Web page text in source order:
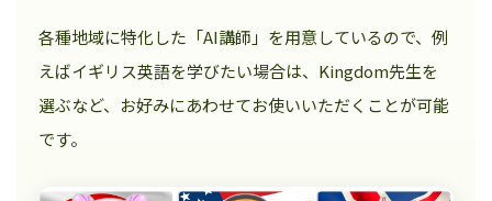
各種地域に特化した「AI講師」を用意しているので、例
えばイギリス英語を学びたい場合は、Kingdom先生を
選ぶなど、お好みにあわせてお使いいただくことが可能
です。